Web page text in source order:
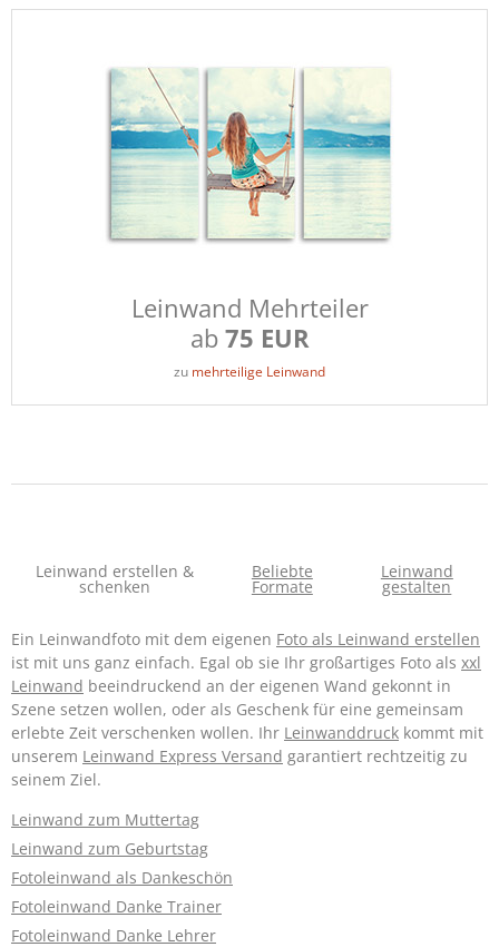
Leinwand Mehrteiler
ab 75 EUR
zu mehrteilige Leinwand
Leinwand erstellen &
schenken
Beliebte
Formate
Leinwand
gestalten
Ein Leinwandfoto mit dem eigenen Foto als Leinwand erstellen
ist mit uns ganz einfach. Egal ob sie Ihr großartiges Foto als xxl
Leinwand beeindruckend an der eigenen Wand gekonnt in
Szene setzen wollen, oder als Geschenk für eine gemeinsam
erlebte Zeit verschenken wollen. Ihr Leinwanddruck kommt mit
unserem Leinwand Express Versand garantiert rechtzeitig zu
seinem Ziel.
Leinwand zum Muttertag
Leinwand zum Geburtstag
Fotoleinwand als Dankeschön
Fotoleinwand Danke Trainer
Fotoleinwand Danke Lehrer